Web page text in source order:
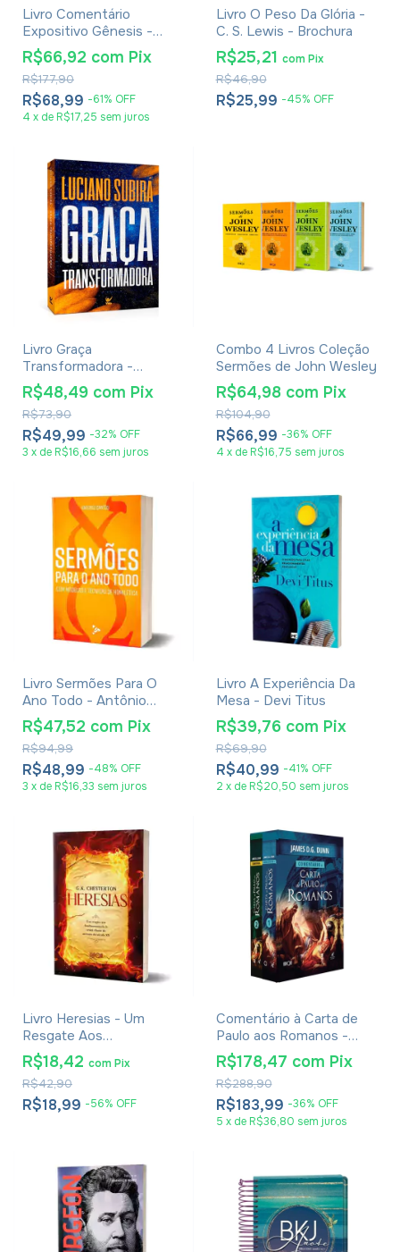
Livro Comentário
Expositivo Gênesis -
Hernandes Dias Lopes
R$68,99 -61% OFF
R$177,90
R$66,92 com Pix
4 x de R$17,25 sem juros
Livro O Peso Da Glória -
C. S. Lewis - Brochura
R$25,99 -45% OFF
R$46,90
R$25,21 com Pix
Livro Graça
Transformadora -
Luciano Subirá
R$49,99 -32% OFF
R$73,90
R$48,49 com Pix
3 x de R$16,66 sem juros
Combo 4 Livros Coleção
Sermões de John Wesley
R$66,99 -36% OFF
R$104,90
R$64,98 com Pix
4 x de R$16,75 sem juros
Livro Sermões Para O
Ano Todo - Antônio
Santos
R$48,99 -48% OFF
R$94,99
R$47,52 com Pix
3 x de R$16,33 sem juros
Livro A Experiência Da
Mesa - Devi Titus
R$40,99 -41% OFF
R$69,90
R$39,76 com Pix
2 x de R$20,50 sem juros
Livro Heresias - Um
Resgate Aos
Fundamentos da Fé
Cristã - G. K. Chesterton
R$18,99 -56% OFF
R$42,90
R$18,42 comPix
Comentário à Carta de
Paulo aos Romanos -
James Dunn
R$183,99 -36% OFF
R$288,90
R$178,47 com Pix
5 x de R$36,80 sem juros